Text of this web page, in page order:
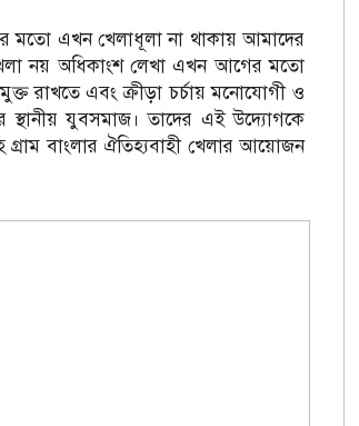
মতো এখন খেলাধূলা না থাকায় আমাদের
নয় অধিকাংশ লেখা এখন আগের মতো
মুক্ত রাখতে এবং ক্রীড়া চর্চায় মনোযোগী ও
স্থানীয় যুবসমাজ। তাদের এই উদ্যোগকে
গ্রাম বাংলার ঐতিহ্যবাহী খেলার আয়োজন